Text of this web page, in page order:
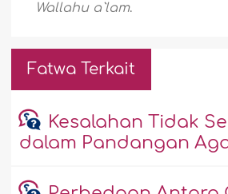
Wallahu a`lam.
Fatwa Terkait
Kesalahan Tidak
dalam Pandangan